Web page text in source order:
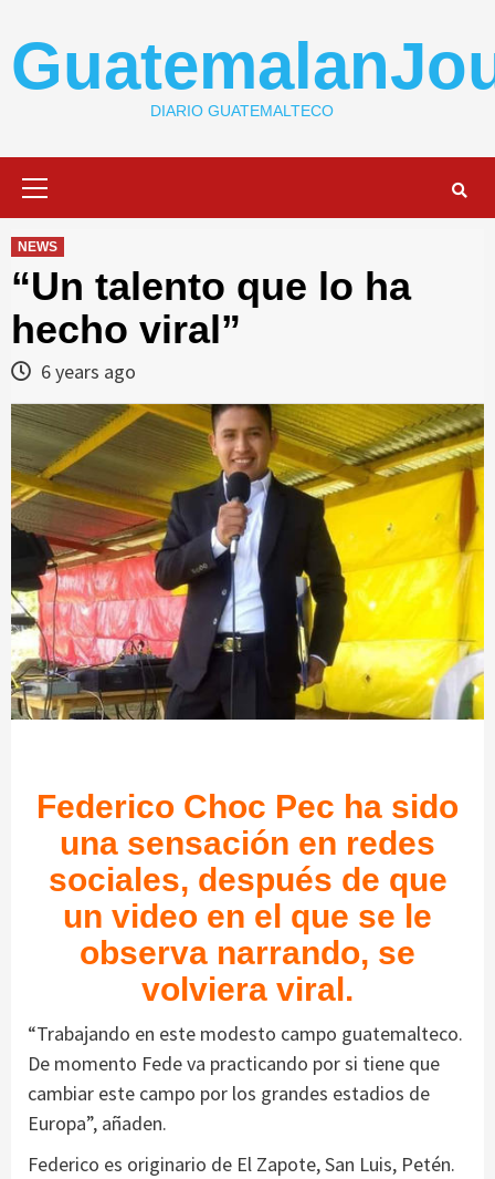
content
DIARIO GUATEMALTECO
NEWS
“Un talento que lo ha
hecho viral”
6 years ago
Federico Choc Pec ha sido
una sensación en redes
sociales, después de que
un video en el que se le
observa narrando, se
volviera viral.
“Trabajando en este modesto campo guatemalteco.
De momento Fede va practicando por si tiene que
cambiar este campo por los grandes estadios de
Europa”, añaden.
Federico es originario de El Zapote, San Luis, Petén.